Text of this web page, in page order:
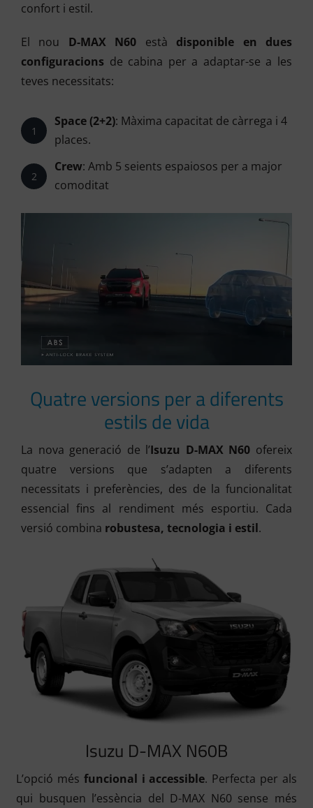
confort i estil.
El nou D-MAX N60 està disponible en dues
configuracions de cabina per a adaptar-se a les
teves necessitats:
1
Space (2+2): Màxima capacitat de càrrega i 4
places.
2
Crew: Amb 5 seients espaiosos per a major
comoditat
Quatre versions per a diferents
estils de vida
La nova generació de l’Isuzu D-MAX N60 ofereix
quatre versions que s’adapten a diferents
necessitats i preferències, des de la funcionalitat
essencial fins al rendiment més esportiu. Cada
versió combina robustesa, tecnologia i estil.
Isuzu D-MAX N60B
L’opció més funcional i accessible. Perfecta per als
qui busquen l’essència del D-MAX N60 sense més